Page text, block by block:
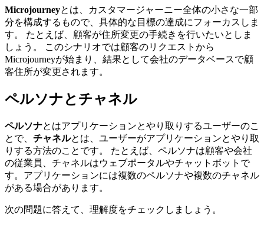
Microjourneyとは、カスタマージャーニー全体の小さな一部
分を構成するもので、具体的な目標の達成にフォーカスしま
す。 たとえば、顧客が住所変更の手続きを行いたいとしま
しょう。 このシナリオでは顧客のリクエストから
Microjourneyが始まり、結果として会社のデータベースで顧
客住所が変更されます。
ペルソナとチャネル
ペルソナとはアプリケーションとやり取りするユーザーのこ
とで、 チャネルとは、ユーザーがアプリケーションとやり取
りする方法のことです。 たとえば、ペルソナは顧客や会社
の従業員、チャネルはウェブポータルやチャットボットで
す。アプリケーションには複数のペルソナや複数のチャネル
がある場合があります。
次の問題に答えて、理解度をチェックしましょう。